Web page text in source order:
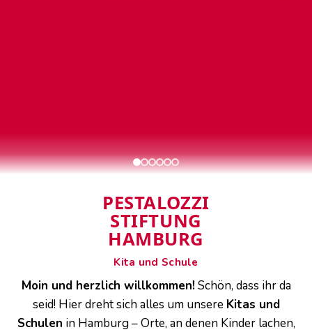
PESTALOZZI
STIFTUNG
HAMBURG
Kita und Schule
Moin und herzlich willkommen!Schön, dass ihr da
seid! Hier dreht sich alles um unsere Kitas und
Schulen in Hamburg – Orte, an denen Kinder lachen,